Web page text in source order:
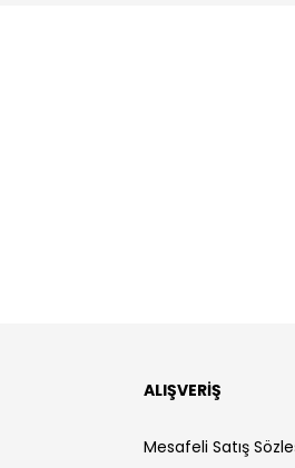
ALIŞVERİŞ
Mesafeli Satış